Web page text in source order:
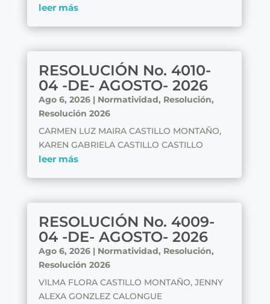
leer más
RESOLUCIÓN No. 4010-
04 -DE- AGOSTO- 2026
Ago 6, 2026| Normatividad, Resolución,
Resolución 2026
CARMEN LUZ MAIRA CASTILLO MONTAÑO,
KAREN GABRIELA CASTILLO CASTILLO
leer más
RESOLUCIÓN No. 4009-
04 -DE- AGOSTO- 2026
Ago 6, 2026| Normatividad, Resolución,
Resolución 2026
VILMA FLORA CASTILLO MONTAÑO, JENNY
ALEXA GONZLEZ CALONGUE